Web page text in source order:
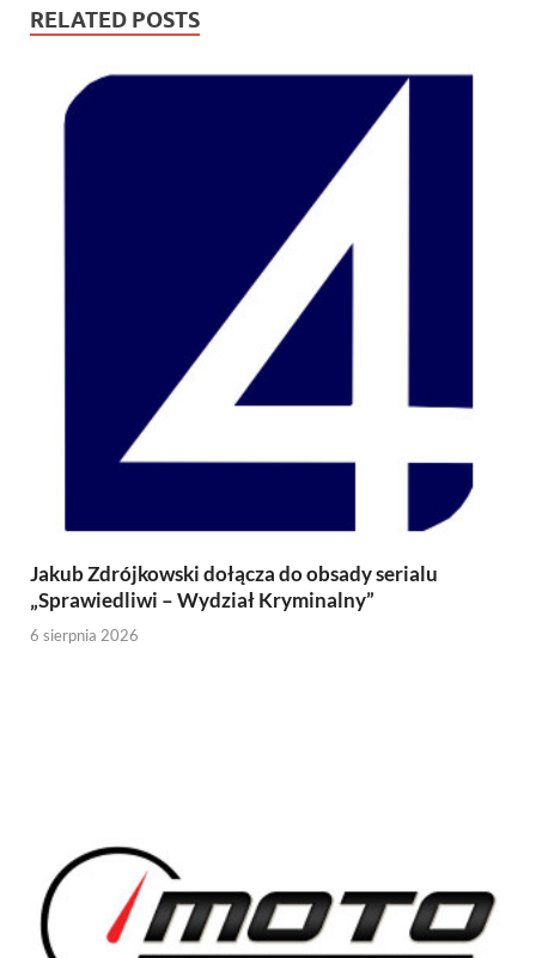
RELATED POSTS
Jakub Zdrójkowski dołącza do obsady serialu
„Sprawiedliwi – Wydział Kryminalny”
6 sierpnia 2026